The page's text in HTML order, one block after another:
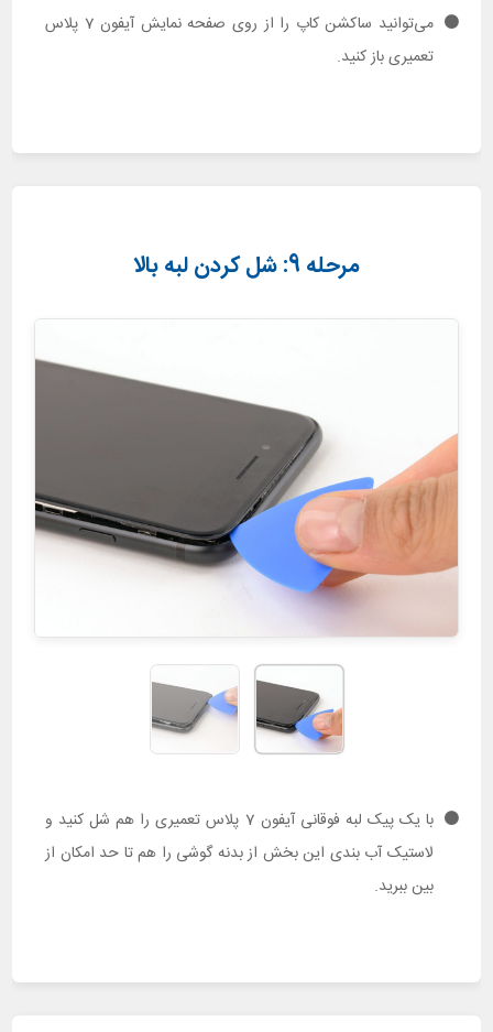
می‌توانید ساکشن کاپ را از روی صفحه نمایش آیفون 7 پلاس
تعمیری باز کنید.
مرحله 9: شل کردن لبه بالا
با یک پیک لبه فوقانی آیفون 7 پلاس تعمیری را هم شل کنید و
لاستیک آب بندی این بخش از بدنه گوشی را هم تا حد امکان از
بین ببرید.